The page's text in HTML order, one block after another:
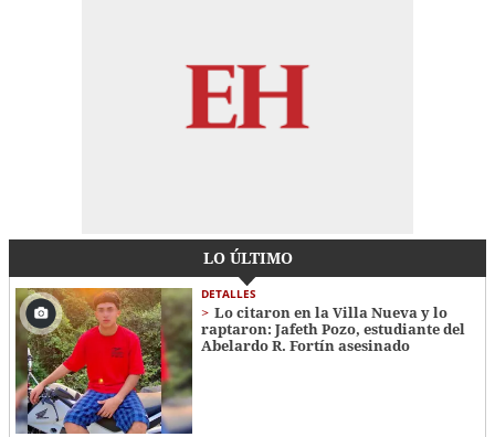
LO ÚLTIMO
DETALLES
Lo citaron en la Villa Nueva y lo
raptaron: Jafeth Pozo, estudiante del
Abelardo R. Fortín asesinado